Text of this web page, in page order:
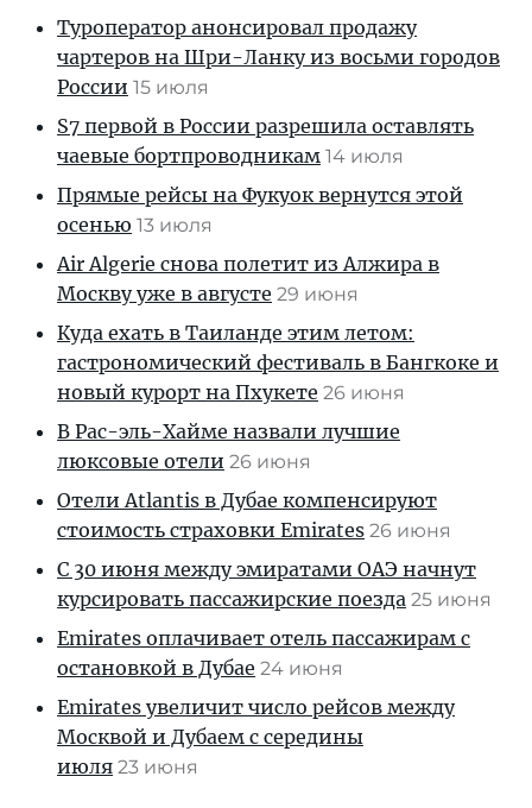
Туроператор анонсировал продажу
чартеров на Шри-Ланку из восьми городов
России 15 июля
S7 первой в России разрешила оставлять
чаевые бортпроводникам 14 июля
Прямые рейсы на Фукуок вернутся этой
осенью 13 июля
Air Algerie снова полетит из Алжира в
Москву уже в августе 29 июня
Куда ехать в Таиланде этим летом:
гастрономический фестиваль в Бангкоке и
новый курорт на Пхукете 26 июня
В Рас-эль-Хайме назвали лучшие
люксовые отели 26 июня
Отели Atlantis в Дубае компенсируют
стоимость страховки Emirates 26 июня
С 30 июня между эмиратами ОАЭ начнут
курсировать пассажирские поезда 25 июня
Emirates оплачивает отель пассажирам с
остановкой в Дубае 24 июня
Emirates увеличит число рейсов между
Москвой и Дубаем с середины
июля 23 июня